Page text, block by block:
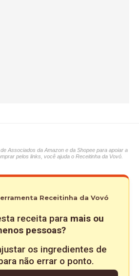
Associados da Amazon e da Shopee para apoiar a
pelos links, você ajuda o Receitinha da Vovó.
Receitinha da Vovó
receita para mais ou
pessoas?
os ingredientes de
não errar o ponto.